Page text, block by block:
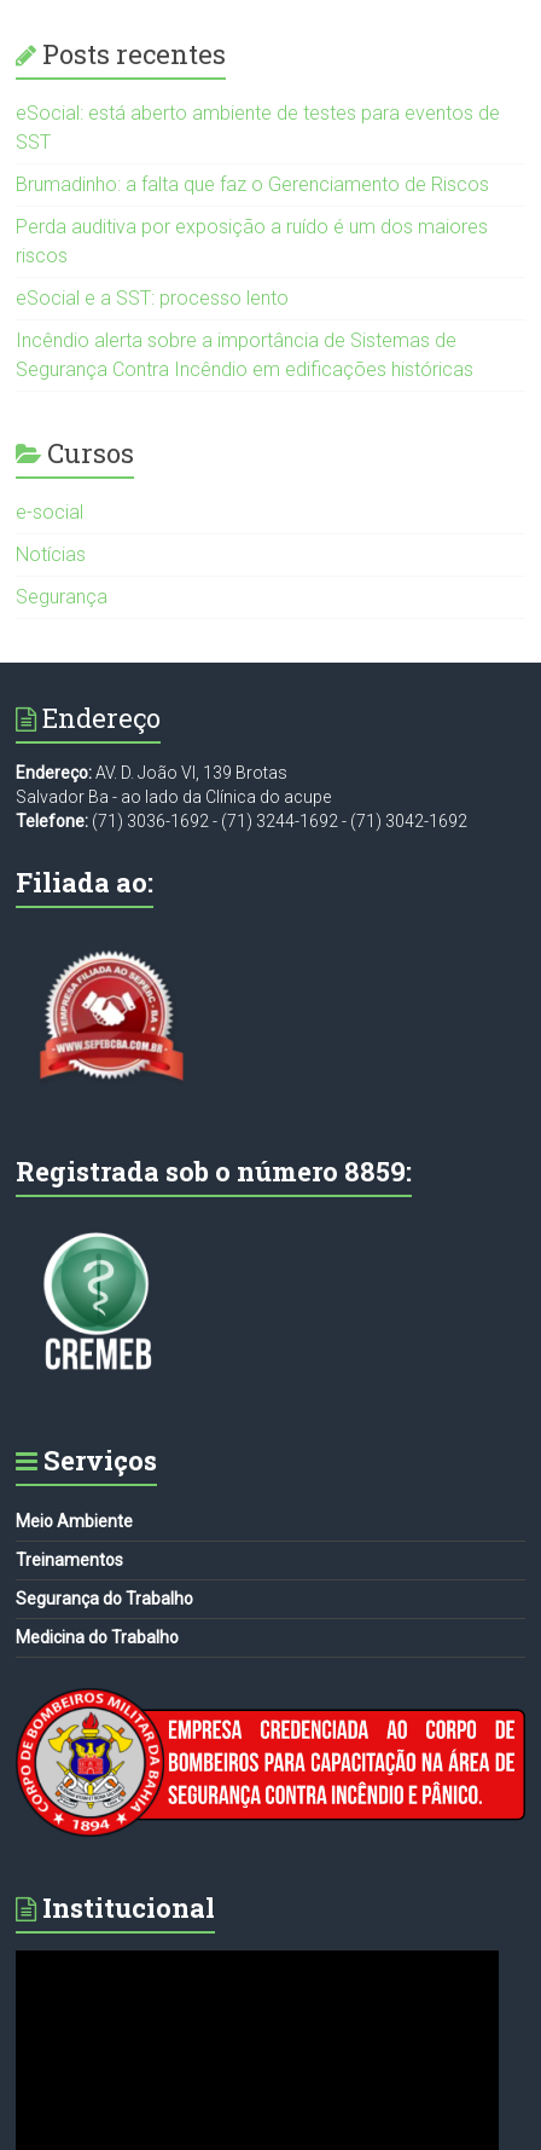
Posts recentes
eSocial: está aberto ambiente de testes para eventos de
SST
Brumadinho: a falta que faz o Gerenciamento de Riscos
Perda auditiva por exposição a ruído é um dos maiores
riscos
eSocial e a SST: processo lento
Incêndio alerta sobre a importância de Sistemas de
Segurança Contra Incêndio em edificações históricas
Cursos
e-social
Notícias
Segurança
Endereço
Endereço:AV. D. João VI, 139 Brotas
Salvador Ba - ao lado da Clínica do acupe
Telefone: (71) 3036-1692- (71) 3244-1692- (71) 3042-1692
Filiada ao:
Registrada sob o número 8859:
Serviços
Meio Ambiente
Treinamentos
Segurança do Trabalho
Medicina do Trabalho
Institucional